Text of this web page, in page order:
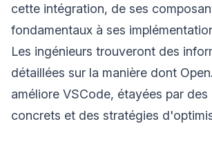
cette intégration, de ses
fondamentaux à ses
Les ingénieurs trouveront des
détaillées sur la manière dont
améliore VSCode, étayées par des
concrets et des stratégies